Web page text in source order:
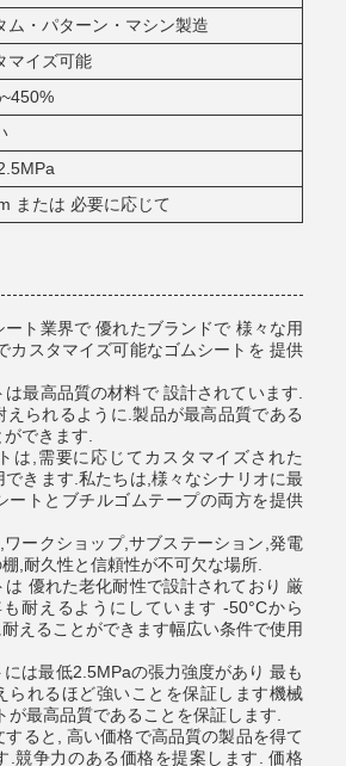
ム・パターン・マシン製造
マイズ可能
または 必要に応じて
ート業界で 優れたブランドで 様々な用
カスタマイズ可能なゴムシートを 提供
最高品質の材料で 設計されています.
えられるように.製品が最高品質である
できます.
は,需要に応じてカスタマイズされた
できます.私たちは,様々なシナリオに最
ートとブチルゴムテープの両方を提供
ークショップ,サブステーション,発電
,耐久性と信頼性が不可欠な場所.
は 優れた老化耐性で設計されており 厳
耐えるようにしています -50°Cから
えることができます幅広い条件で使用
は最低2.5MPaの張力強度があり 最も
られるほど強いことを保証します機械
が最高品質であることを保証します.
すると, 高い価格で高品質の製品を得て
.競争力のある価格を提案します. 価格